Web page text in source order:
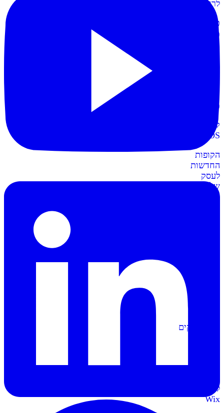
לרווחית
כרטיסי
מועדון
תשלום
קל
עם
כרטיסי
מועדון
קופות
POS
הקופות
החדשות
לעסק
שלכם
מתממשקים
ל-
Wix